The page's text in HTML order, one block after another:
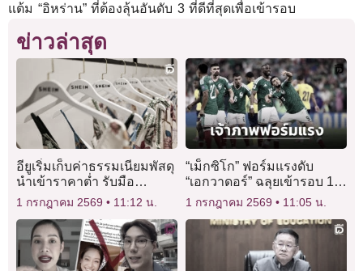
แต้ม “อิหร่าน” ที่ต้องลุ้นอันดับ 3 ที่ดีที่สุดเพื่อเข้ารอบ
ข่าวล่าสุด
อียูเริ่มเก็บค่าธรรมเนียมพัสดุ
นำเข้าราคาต่ำ รับมือ
อีคอมเมิร์ซจีน
1 กรกฎาคม 2569 11:12 น.
“เม็กซิโก” ฟอร์มแรงดับ
“เอกวาดอร์” ฉลุยเข้ารอบ 16
ทีมสุดท้าย ศึกฟุตบอลโลก
1 กรกฎาคม 2569 11:05 น.